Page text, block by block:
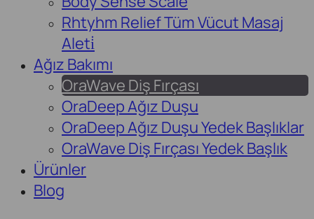
Rhtyhm Relief Tüm Vücut Masaj
Aleti̇
Ağız Bakımı
OraWave Diş Fırçası
OraDeep Ağız Duşu
OraDeep Ağız Duşu Yedek Başlıklar
OraWave Diş Fırçası Yedek Başlık
Ürünler
Blog